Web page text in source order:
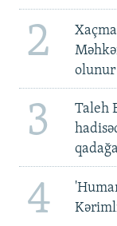
2
olunur
3
Taleh
4